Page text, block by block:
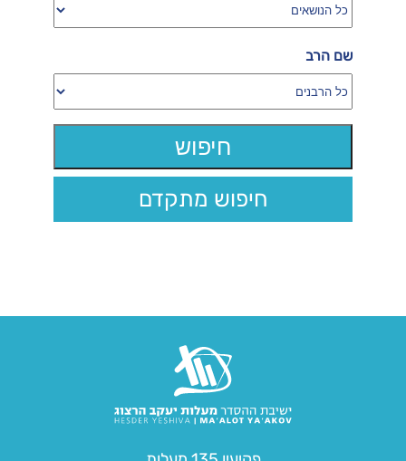
שם הרב
חיפוש מתקדם